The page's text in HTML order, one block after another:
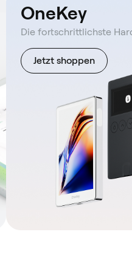
OneKey
Die fortschrittlichste
Jetzt shoppen